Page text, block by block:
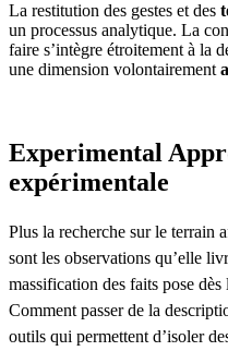
La restitution des gestes et des
un processus analytique. La
faire s’intègre étroitement à la
une dimension volontairement
Experimental
expérimentale
Plus la recherche sur le terrain
sont les observations qu’elle
massification des faits pose
Comment passer de la
outils qui permettent d’isoler